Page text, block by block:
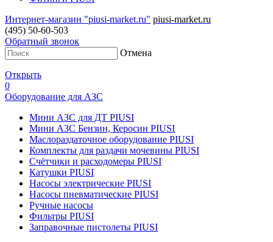
Интернет-магазин "piusi-market.ru" piusi-market.ru
(495) 50-60-503
Обратный звонок
Отмена
Открыть
0
Оборудование для АЗС
Мини АЗС для ДТ PIUSI
Мини АЗС Бензин, Керосин PIUSI
Маслораздаточное оборудование PIUSI
Комплекты для раздачи мочевины PIUSI
Счётчики и расходомеры PIUSI
Катушки PIUSI
Насосы электрические PIUSI
Насосы пневматические PIUSI
Ручные насосы
Фильтры PIUSI
Заправочные пистолеты PIUSI